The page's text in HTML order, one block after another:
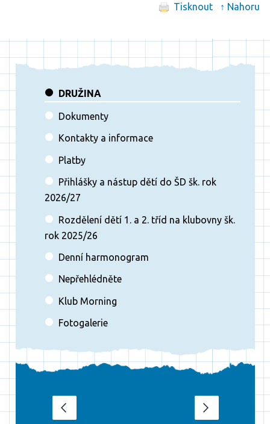
Tisknout ↑ Nahoru
DRUŽINA
Dokumenty
Kontakty a informace
Platby
Přihlášky a nástup dětí do ŠD šk. rok
2026/27
Rozdělení dětí 1. a 2. tříd na klubovny šk.
rok 2025/26
Denní harmonogram
Nepřehlédněte
Klub Morning
Fotogalerie